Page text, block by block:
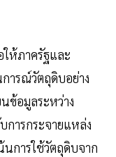
ห้ภาครัฐและ
ารณ์วัตถุดิบอย่าง
ข้อมูลระหว่าง
ารกระจายแหล่ง
การใช้วัตถุดิบจาก